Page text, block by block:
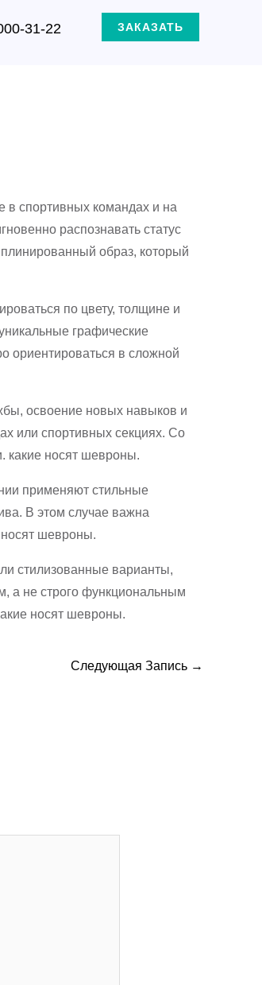
31-22 ЗАКАЗАТЬ
в спортивных командах и на
распознавать статус
образ, который
по цвету, толщине и
графические
ориентироваться в сложной
освоение новых навыков и
или спортивных секциях. Со
какие носят шевроны.
применяют стильные
В этом случае важна
шевроны.
стилизованные варианты,
а не строго функциональным
носят шевроны.
Следующая Запись →